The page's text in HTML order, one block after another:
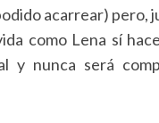
acarrear) pero,
como Lena sí
y nunca será